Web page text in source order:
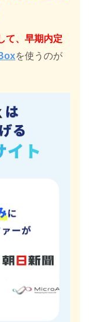
て、早期内定
を使うのが